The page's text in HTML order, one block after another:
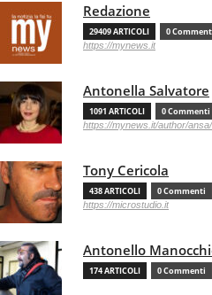
Redazione
29409 ARTICOLI 0
https://mynews.it
Antonella Salvatore
1091 ARTICOLI 0 Commenti
https://mynews.it/author/ansa/
Tony Cericola
438 ARTICOLI 0 Commenti
https://microstudio.it
Antonello
174 ARTICOLI 0 Commenti